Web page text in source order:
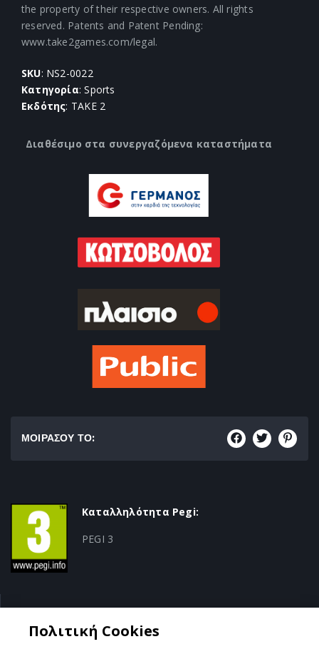
the property of their respective owners. All rights
reserved. Patents and Patent Pending:
www.take2games.com/legal.
SKU: NS2-0022
Κατηγορία: Sports
Εκδότης: TAKE 2
Διαθέσιμο στα συνεργαζόμενα καταστήματα
ΜΟΙΡΑΣΟΥ ΤΟ:
Καταλληλότητα Pegi:
PEGI 3
SportsΠολιτική Cookies